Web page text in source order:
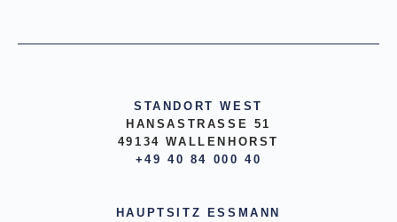
STANDORT WEST
HANSASTRASSE 51
49134 WALLENHORST
+49 40 84 000 40
HAUPTSITZ ESSMANN